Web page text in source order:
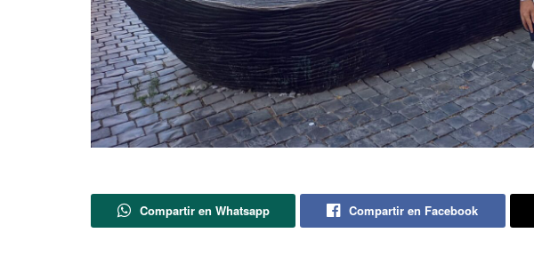
Compartir en Whatsapp Compartir en Facebook